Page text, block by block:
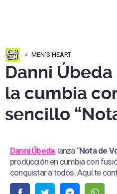
MEN'S HEART
Danni
la cumbia
sencillo
Danni Úbeda, lanza “Nota de
producción en cumbia con
conquistar a todos. Aquí te